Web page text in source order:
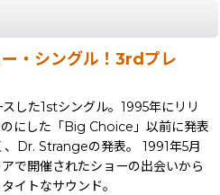
・シングル！3rdプレ
した1stシングル。1995年にリリ
にした「Big Choice」以前に発表
Dr. Strangeの発表。 1991年5月
で開催されたショーの出会いから
イトなサウンド。